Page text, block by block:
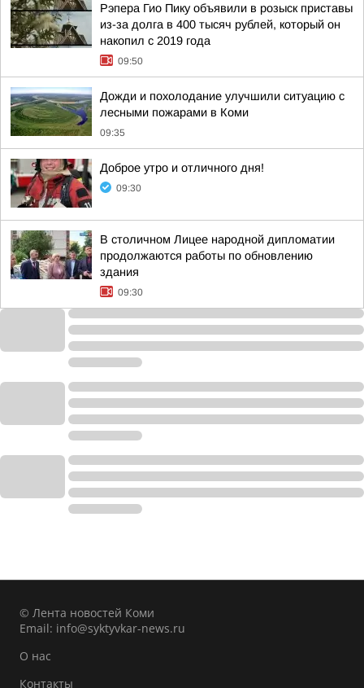
Рэпера Гио Пику объявили в розыск приставы
из-за долга в 400 тысяч рублей, который он
накопил с 2019 года
09:50
Дожди и похолодание улучшили ситуацию с
лесными пожарами в Коми
09:35
Доброе утро и отличного дня!
09:30
В столичном Лицее народной дипломатии
продолжаются работы по обновлению
здания
09:30
© Лента новостей Коми
Email: info@syktyvkar-news.ru
О нас
Контакты